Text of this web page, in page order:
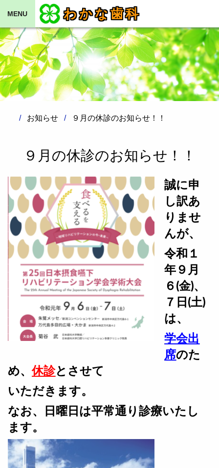
MENU わかな歯科
お知らせ ９月の休診のお知らせ！！
９月の休診のお知らせ！！
誠に申
し訳あ
りませ
んが、
令和１
年９月
６(金)、
７日(土)
は、
学会出
席のた
め、休診とさせて
いただきます。
なお、日曜日は平常通り診療いたし
ます。